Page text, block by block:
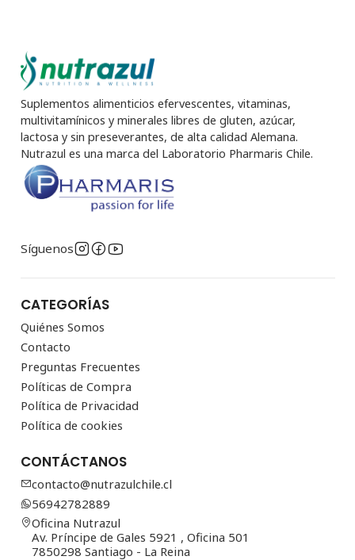
Suplementos alimenticios efervescentes, vitaminas,
multivitamínicos y minerales libres de gluten, azúcar,
lactosa y sin preseverantes, de alta calidad Alemana.
Nutrazul es una marca del Laboratorio Pharmaris Chile.
Síguenos
CATEGORÍAS
Quiénes Somos
Contacto
Preguntas Frecuentes
Políticas de Compra
Política de Privacidad
Política de cookies
CONTÁCTANOS
contacto@nutrazulchile.cl
56942782889
Oficina Nutrazul
Av. Príncipe de Gales 5921 , Oficina 501
7850298 Santiago - La Reina